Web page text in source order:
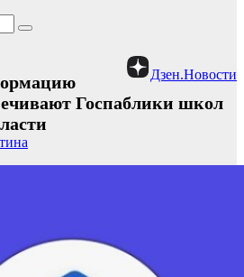
Дзен.Новости
Госпаблики школ